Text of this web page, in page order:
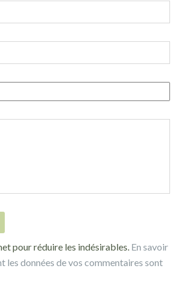
pour réduire les indésirables. En savoir
les données de vos commentaires sont